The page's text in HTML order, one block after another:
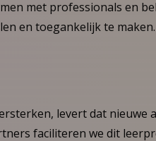
met professionals en
en toegankelijk te
levert dat nieuwe
faciliteren we dit